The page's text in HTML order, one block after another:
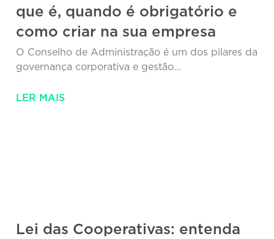
que é, quando é obrigatório e
como criar na sua empresa
O Conselho de Administração é um dos pilares da
governança corporativa e gestão...
LER MAIS
Lei das Cooperativas: entenda